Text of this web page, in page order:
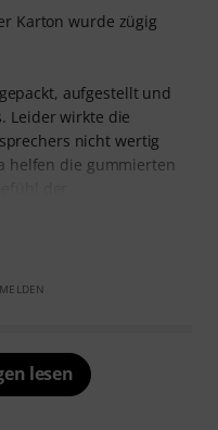
Karton wurde zügig
aufgestellt und
Leider wirkte die
nicht wertig
helfen die gummierten
lesen